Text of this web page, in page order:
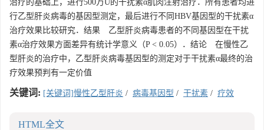
治疗的基础上，进行500万U的干扰素α肌肉注射治疗．所有患者均进
行乙型肝炎病毒的基因型测定，最后进行不同HBV基因型的干扰素α
治疗效果比较研究．结果 乙型肝炎病毒患者的不同基因型在干扰
素α治疗效果方面差异有统计学意义（P < 0.05）．结论 在慢性乙
型肝炎的治疗中，乙型肝炎病毒基因型的测定对于干扰素α最终的治
疗效果预判有一定价值
关键词: [关键词]慢性乙型肝炎 / 病毒基因型 / 干扰素 / 疗效
HTML全文